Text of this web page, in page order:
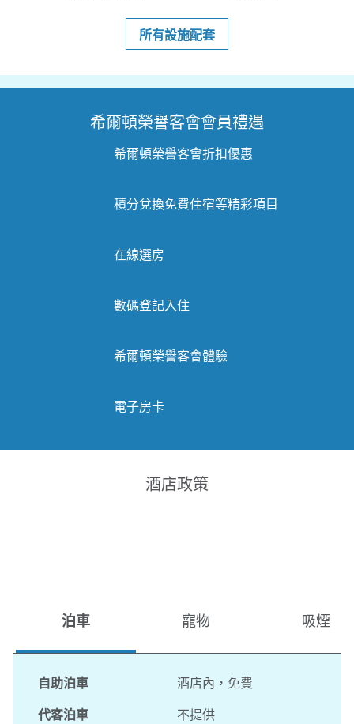
所有設施配套
希爾頓榮譽客會會員禮遇
希爾頓榮譽客會折扣優惠
積分兌換免費住宿等精彩項目
在線選房
數碼登記入住
希爾頓榮譽客會體驗
電子房卡
酒店政策
泊車 寵物 吸煙
自助泊車 酒店內 ， 免費
代客泊車
不提供